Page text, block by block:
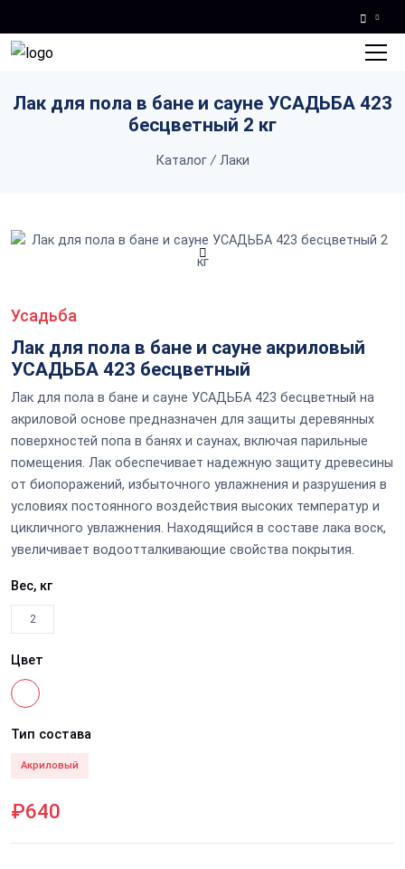
Лак для пола в бане и сауне УСАДЬБА 423
бесцветный 2 кг
Каталог / Лаки
Усадьба
Лак для пола в бане и сауне акриловый
УСАДЬБА 423 бесцветный
Лак для пола в бане и сауне УСАДЬБА 423 бесцветный на
акриловой основе предназначен для защиты деревянных
поверхностей попа в банях и саунах, включая парильные
помещения. Лак обеспечивает надежную защиту древесины
от биопоражений, избыточного увлажнения и разрушения в
условиях постоянного воздействия высоких температур и
цикличного увлажнения. Находящийся в составе лака воск,
увеличивает водоотталкивающие свойства покрытия.
Вес, кг
2
Цвет
Тип состава
Акриловый
₽640